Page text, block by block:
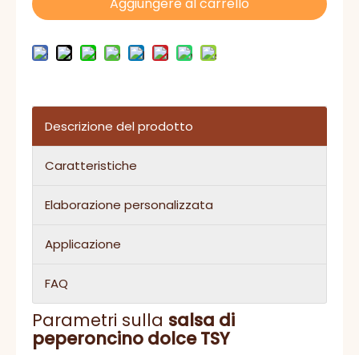
Descrizione del prodotto
Caratteristiche
Elaborazione personalizzata
Applicazione
FAQ
Parametri sulla salsa di
peperoncino dolce TSY